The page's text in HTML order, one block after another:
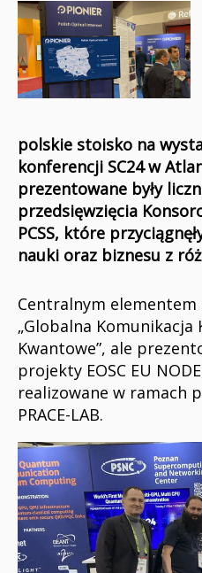
polskie stoisko na
konferencji SC24 w
prezentowane były
przedsięwzięcia
PCSS, które
nauki oraz biznesu z
Centralnym elementem
„Globalna
Kwantowe”, ale
projekty EOSC EU
realizowane w ramach
PRACE-LAB.